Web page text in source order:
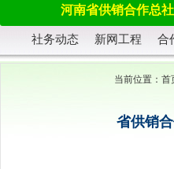
河南省供销合作总社
社务动态 新网工程 合
当前位置： 首
省供销